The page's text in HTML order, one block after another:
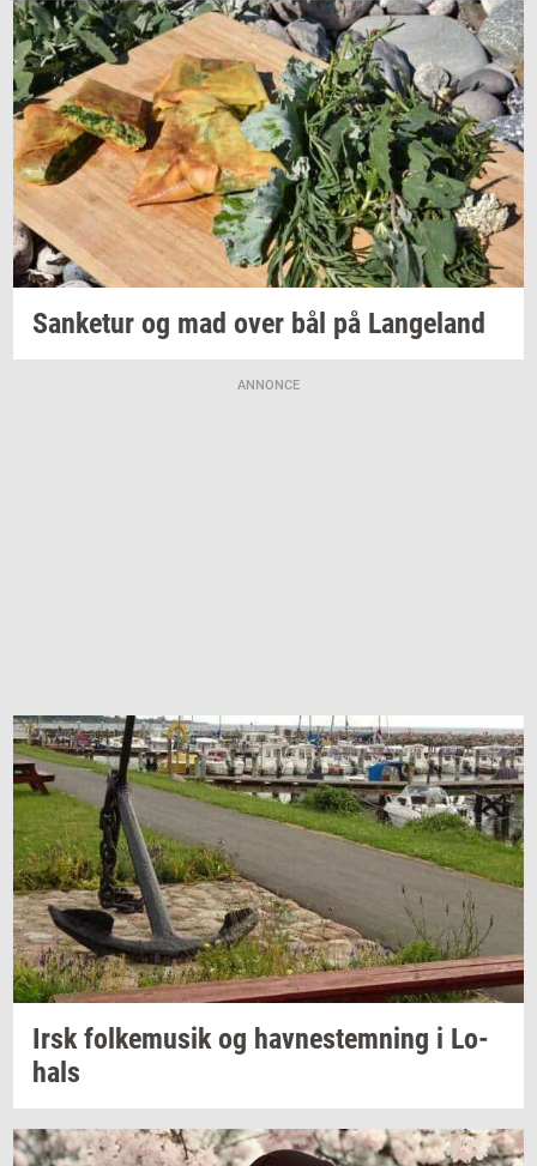
San­ke­tur og mad over bål på Lan­geland
ANNONCE
Irskfol­kemu­sikog hav­ne­stem­ning i Lo­
hals